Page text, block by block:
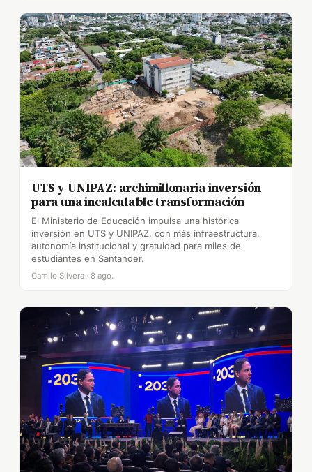
UTS y UNIPAZ: archimillonaria inversión
para una incalculable transformación
El Ministerio de Educación impulsa una histórica
inversión en UTS y UNIPAZ, con más infraestructura,
autonomía institucional y gratuidad para miles de
estudiantes en Santander.
Camilo Silvera · 8 ago.